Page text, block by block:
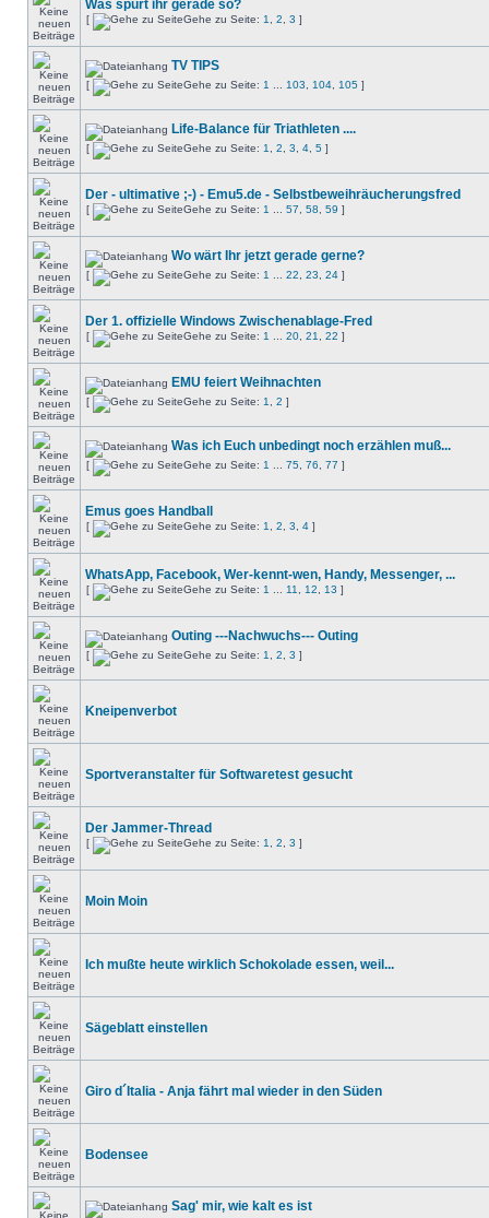
Was spürt ihr gerade so?
[ Gehe zu Seite: 1 2 3 ]
TV TIPS
[ Gehe zu Seite: 1 103 104 105 ]
Life-Balance für Triathleten ....
[ Gehe zu Seite: 1 2 3 4 5 ]
Der - ultimative ;-) - Emu5.de - Selbstbeweihräucherungsfred
[ Gehe zu Seite: 1 57 58 59 ]
Wo wärt Ihr jetzt gerade gerne?
[ Gehe zu Seite: 1 22 23 24 ]
Der 1. offizielle Windows Zwischenablage-Fred
[ Gehe zu Seite: 1 20 21 22 ]
EMU feiert Weihnachten
[ Gehe zu Seite: 1 2 ]
Was ich Euch unbedingt noch erzählen muß...
[ Gehe zu Seite: 1 75 76 77 ]
Emus goes Handball
[ Gehe zu Seite: 1 2 3 4 ]
WhatsApp, Facebook, Wer-kennt-wen, Handy, Messenger, ...
[ Gehe zu Seite: 1 11 12 13 ]
Outing ---Nachwuchs--- Outing
[ Gehe zu Seite: 1 2 3 ]
Kneipenverbot
Sportveranstalter für Softwaretest gesucht
Der Jammer-Thread
[ Gehe zu Seite: 1 2 3 ]
Moin Moin
Ich mußte heute wirklich Schokolade essen, weil...
Sägeblatt einstellen
Giro d´Italia - Anja fährt mal wieder in den Süden
Bodensee
Sag' mir, wie kalt es ist